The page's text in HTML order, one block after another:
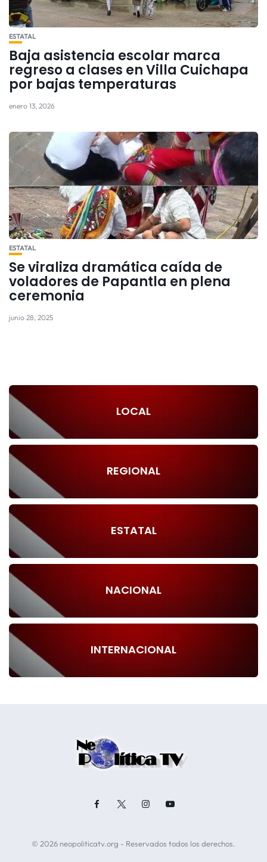
ESTATAL
Baja asistencia escolar marca
regreso a clases en Villa Cuichapa
por bajas temperaturas
enero 13, 2026
ESTATAL
Se viraliza dramática caída de
voladores de Papantla en plena
ceremonia
junio 28, 2025
LOCAL
REGIONAL
ESTATAL
NACIONAL
INTERNACIONAL
© 2026 neopoliticatv.org - Reservados todos los derechos.